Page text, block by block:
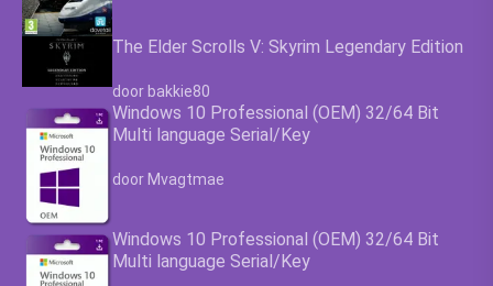
The Elder Scrolls V: Skyrim Legendary Edition
Waardering4.63
door bakkie80
Windows 10 Professional (OEM) 32/64 Bit
Multi language Serial/Key
Waardering4.63
door Mvagtmae
Windows 10 Professional (OEM) 32/64 Bit
Multi language Serial/Key